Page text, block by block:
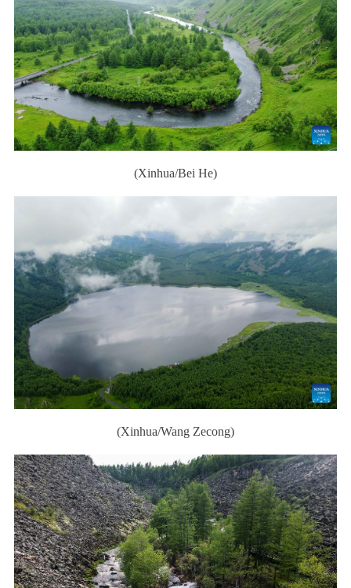
(Xinhua/Bei He)
(Xinhua/Wang Zecong)